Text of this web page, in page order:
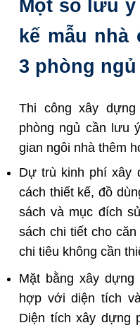
Một số lưu
kế mẫu nhà
3 phòng ngủ
Thi công xây
phòng ngủ cần lưu
gian ngôi nhà thêm
Dự trù kinh phí xây
cách thiết kế, đồ
sách và mục đích
sách chi tiết cho
chi tiêu không cần
Mặt bằng xây
hợp với diện tích
Diện tích xây dựng